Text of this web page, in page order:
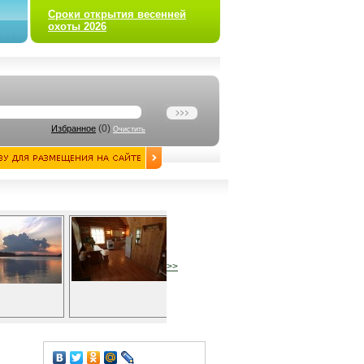
Сроки открытия весенней
охоты 2026
Избранное (0) Очистить
>>